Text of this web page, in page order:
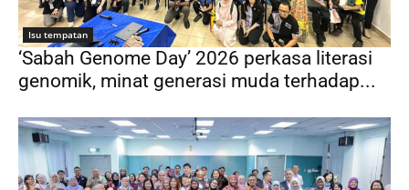
Isu tempatan
‘Sabah Genome Day’ 2026 perkasa literasi
genomik, minat generasi muda terhadap...